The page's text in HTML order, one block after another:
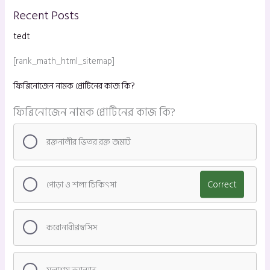
Recent Posts
tedt
[rank_math_html_sitemap]
ফিব্রিনোজেন নামক প্রোটিনের কাজ কি?
ফিব্রিনোজেন নামক প্রোটিনের কাজ কি?
রক্তনালীর ভিতর রক্ত জমাট
পোড়া ও শল্য চিকিৎসা Correct
করোনারীথ্রম্বসিস